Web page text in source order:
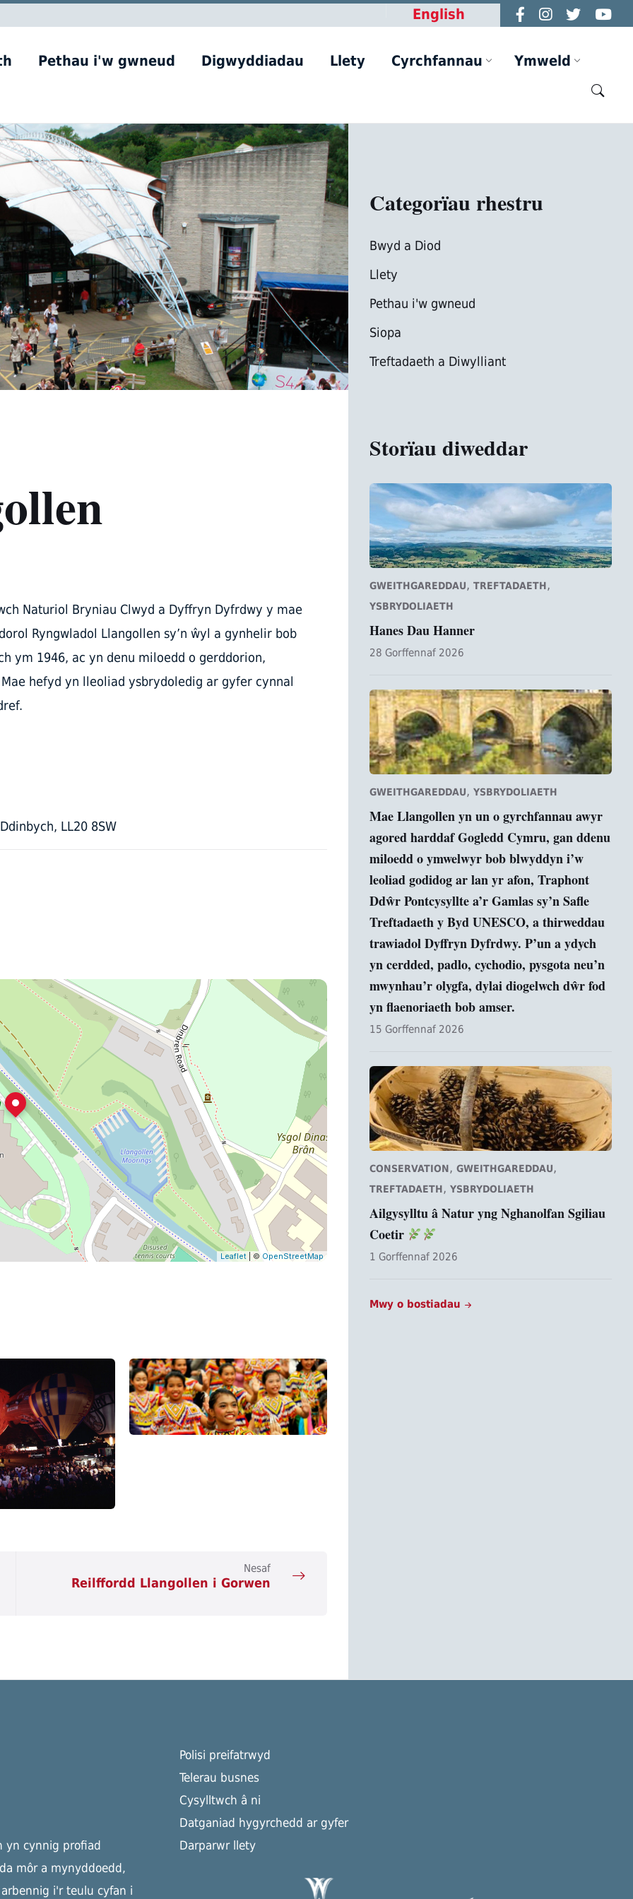
English
Pethau i'w gwneud Digwyddiadau Llety Cyrchfannau Ymweld
Naturiol Bryniau Clwyd a Dyffryn Dyfrdwy y mae
Ryngwladol Llangollen sy’n ŵyl a gynhelir bob
ym 1946, ac yn denu miloedd o gerddorion,
hefyd yn lleoliad ysbrydoledig ar gyfer cynnal
LL20 8SW
Leaflet| © OpenStreetMap
Nesaf
Reilffordd Llangollen i Gorwen
Categorïau rhestru
Bwyd a Diod
Llety
Pethau i'w gwneud
Siopa
Treftadaeth a Diwylliant
Storïau diweddar
GWEITHGAREDDAU, TREFTADAETH,
YSBRYDOLIAETH
Hanes Dau Hanner
28 Gorffennaf 2026
GWEITHGAREDDAU, YSBRYDOLIAETH
Mae Llangollen yn un o gyrchfannau awyr
agored harddaf Gogledd Cymru, gan ddenu
miloedd o ymwelwyr bob blwyddyn i’w
leoliad godidog ar lan yr afon, Traphont
Ddŵr Pontcysyllte a’r Gamlas sy’n Safle
Treftadaeth y Byd UNESCO, a thirweddau
trawiadol Dyffryn Dyfrdwy. P’un a ydych
yn cerdded, padlo, cychodio, pysgota neu’n
mwynhau’r olygfa, dylai diogelwch dŵr fod
yn flaenoriaeth bob amser.
15 Gorffennaf 2026
CONSERVATION, GWEITHGAREDDAU,
TREFTADAETH, YSBRYDOLIAETH
Ailgysylltu â Natur yng Nghanolfan Sgiliau
Coetir
1 Gorffennaf 2026
Mwy o bostiadau
yn cynnig profiad
môr a mynyddoedd,
i'r teulu cyfan i
Polisi preifatrwyd
Telerau busnes
Cysylltwch â ni
Datganiad hygyrchedd ar gyfer
Darparwr llety